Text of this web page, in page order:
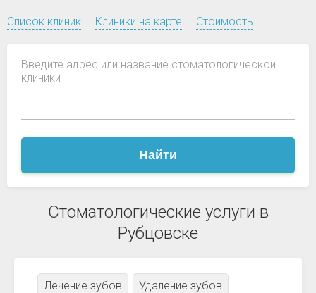
Список клиник Клиники на карте Стоимость
Введите адрес или название стоматологической
клиники
Найти
Стоматологические услуги в
Рубцовске
Лечение зубов Удаление зубов